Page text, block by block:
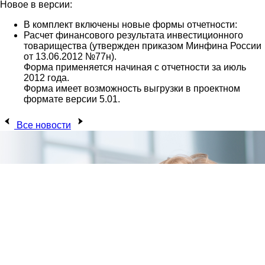
Новое в версии:
В комплект включены новые формы отчетности:
Расчет финансового результата инвестиционного
товарищества (утвержден приказом Минфина России
от 13.06.2012 №77н).
Форма применяется начиная с отчетности за июль
2012 года.
Форма имеет возможность выгрузки в проектном
формате версии 5.01.
Все новости